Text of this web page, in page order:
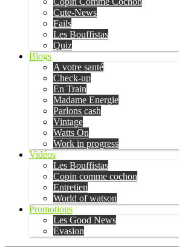
Cute-News
Fails
Les Bouffistas
Quiz
Blogs
A votre santé
Check-up
En Train
Madame Energie
Parlons cash
Vintage
Watts On
Work in progress
Vidéos
Les Bouffistas
Copin comme cochon
Entretien
World of watson
Promotions
Les Good News
Évasion